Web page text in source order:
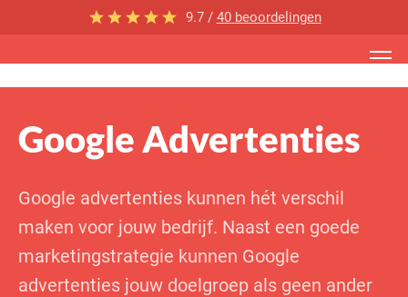
9.7 / 40 beoordelingen
Google Advertenties
Google advertenties kunnen hét verschil
maken voor jouw bedrijf. Naast een goede
marketingstrategie kunnen Google
advertenties jouw doelgroep als geen ander